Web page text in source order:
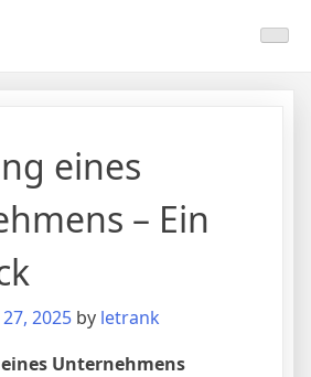
eines
– Ein
27, 2025 by letrank
Unternehmens